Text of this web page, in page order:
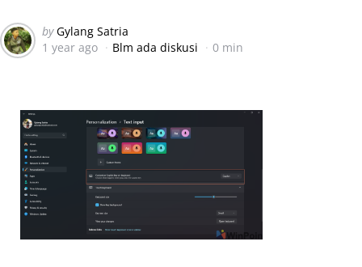
Posted
by
by Gylang Satria
1 year ago
Blm ada diskusi 0 min